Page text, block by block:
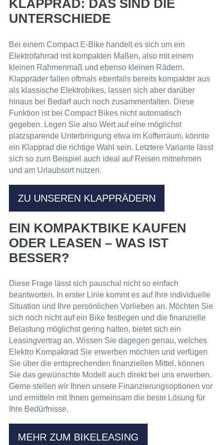
KLAPPRAD: DAS SIND DIE
UNTERSCHIEDE
Bei einem Compact E-Bike handelt es sich um ein
Elektrofahrrad mit kompakten Maßen, also mit einem
kleinen Rahmenmaß und ebenso kleinen Rädern.
Klappräder fallen oftmals ebenfalls bereits kompakter aus
als klassische Elektrobikes, lassen sich aber darüber
hinaus bei Bedarf auch noch zusammenfalten. Diese
Funktion ist bei Compact Bikes nicht automatisch
gegeben. Legen Sie also Wert auf eine möglichst
platzsparende Unterbringung etwa im Kofferraum, könnte
ein Klapprad die richtige Wahl sein. Letztere Variante lässt
sich so zum Beispiel auch ideal auf Reisen mitnehmen
und am Urlaubsort nutzen.
ZU UNSEREN KLAPPRÄDERN
EIN KOMPAKTBIKE KAUFEN
ODER LEASEN – WAS IST
BESSER?
Diese Frage lässt sich pauschal nicht so einfach
beantworten. In erster Linie kommt es auf Ihre individuelle
Situation und Ihre persönlichen Vorlieben an. Möchten Sie
sich noch nicht auf ein Bike festlegen und die finanzielle
Belastung möglichst gering halten, bietet sich ein
Leasingvertrag an. Wissen Sie dagegen genau, welches
Elektro Kompaktrad Sie erwerben möchten und verfügen
Sie über die entsprechenden finanziellen Mittel, können
Sie das gewünschte Modell auch direkt bei uns erwerben.
Gerne stellen wir Ihnen unsere Finanzierungsoptionen vor
und ermitteln mit Ihnen gemeinsam die beste Lösung für
Ihre Bedürfnisse.
MEHR ZUM BIKELEASING